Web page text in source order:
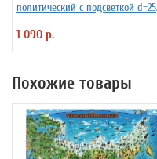
политический с подсветкой d=25
1 090 р.
Похожие товары